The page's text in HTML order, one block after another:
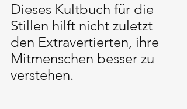
Dieses Kultbuch für die
Stillen hilft nicht zuletzt
den Extravertierten, ihre
Mitmenschen besser zu
verstehen.